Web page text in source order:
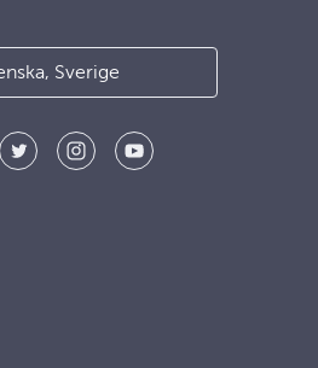
Svenska, Sverige